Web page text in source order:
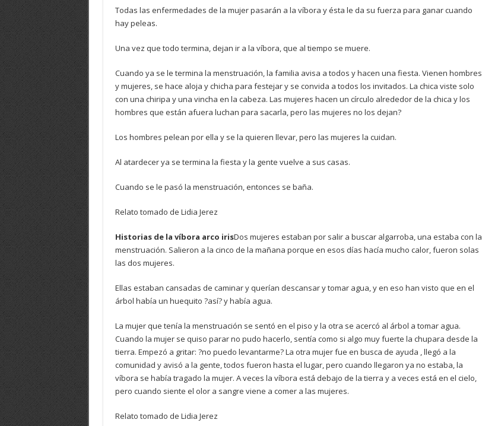
Todas las enfermedades de la mujer pasarán a la víbora y ésta le da su fuerza para ganar cuando
hay peleas.
Una vez que todo termina, dejan ir a la víbora, que al tiempo se muere.
Cuando ya se le termina la menstruación, la familia avisa a todos y hacen una fiesta. Vienen hombres
y mujeres, se hace aloja y chicha para festejar y se convida a todos los invitados. La chica viste solo
con una chiripa y una vincha en la cabeza. Las mujeres hacen un círculo alrededor de la chica y los
hombres que están afuera luchan para sacarla, pero las mujeres no los dejan?
Los hombres pelean por ella y se la quieren llevar, pero las mujeres la cuidan.
Al atardecer ya se termina la fiesta y la gente vuelve a sus casas.
Cuando se le pasó la menstruación, entonces se baña.
Relato tomado de Lidia Jerez
Historias de la víbora arco irisDos mujeres estaban por salir a buscar algarroba, una estaba con la
menstruación. Salieron a la cinco de la mañana porque en esos días hacía mucho calor, fueron solas
las dos mujeres.
Ellas estaban cansadas de caminar y querían descansar y tomar agua, y en eso han visto que en el
árbol había un huequito ?así? y había agua.
La mujer que tenía la menstruación se sentó en el piso y la otra se acercó al árbol a tomar agua.
Cuando la mujer se quiso parar no pudo hacerlo, sentía como si algo muy fuerte la chupara desde la
tierra. Empezó a gritar: ?no puedo levantarme? La otra mujer fue en busca de ayuda , llegó a la
comunidad y avisó a la gente, todos fueron hasta el lugar, pero cuando llegaron ya no estaba, la
víbora se había tragado la mujer. A veces la víbora está debajo de la tierra y a veces está en el cielo,
pero cuando siente el olor a sangre viene a comer a las mujeres.
Relato tomado de Lidia Jerez